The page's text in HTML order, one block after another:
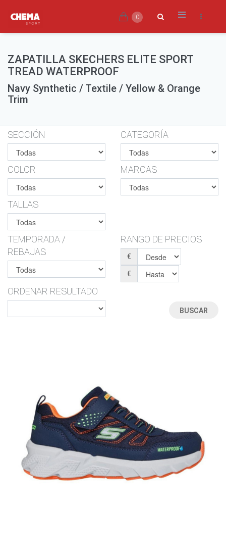
0
ZAPATILLA SKECHERS ELITE SPORT
TREAD WATERPROOF
Navy Synthetic / Textile / Yellow & Orange
Trim
SECCIÓN CATEGORÍA
COLOR MARCAS
TALLAS
TEMPORADA /
REBAJAS
RANGO DE PRECIOS
€
€
ORDENAR RESULTADO